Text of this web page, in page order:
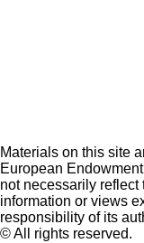
Materials on this site
European
not necessarily
information or views
responsibility of its
© All rights reserved.